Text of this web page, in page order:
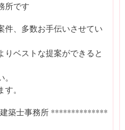
所です
件、多数お手伝いさせてい
りベストな提案ができると
。
建築士事務所 **************